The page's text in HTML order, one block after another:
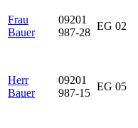
Frau
Bauer
09201
987-28
EG 02
Herr
Bauer
09201
987-15
EG 05